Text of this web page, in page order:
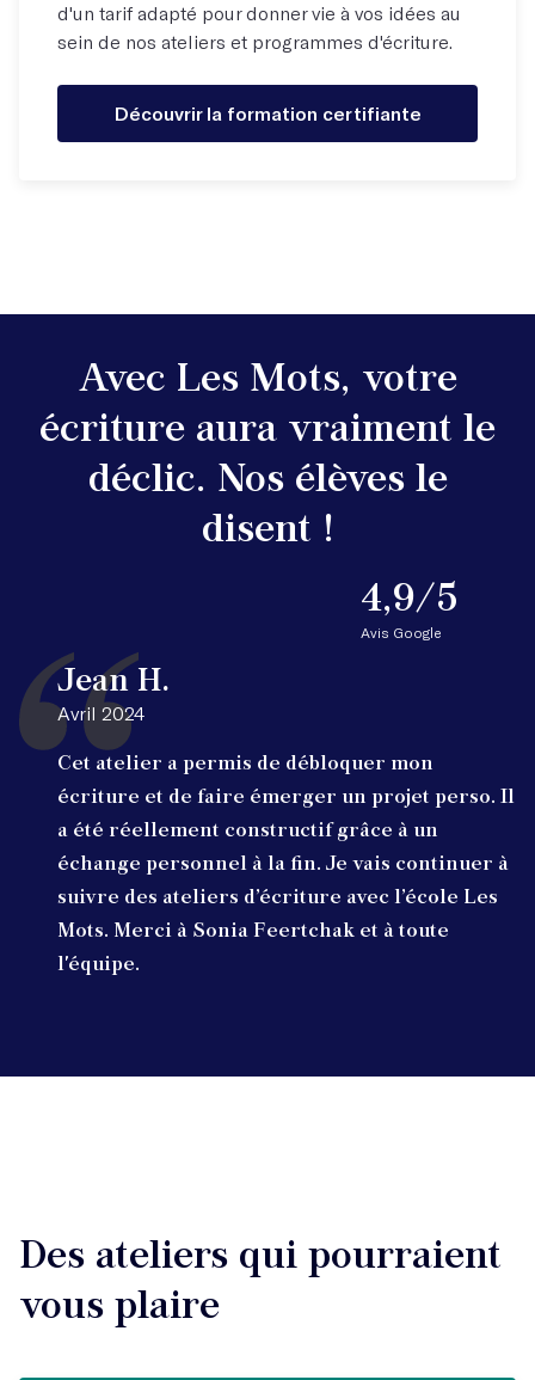
d'un tarif adapté pour donner vie à vos idées au
sein de nos ateliers et programmes d'écriture.
Découvrir la formation certifiante
Avec Les Mots, votre
écriture aura vraiment le
déclic. Nos élèves le
disent !
4,9/5
Avis Google
Jean H.
Avril 2024
Cet atelier a permis de débloquer mon
écriture et de faire émerger un projet perso. Il
a été réellement constructif grâce à un
échange personnel à la fin. Je vais continuer à
suivre des ateliers d’écriture avec l’école Les
Mots. Merci à Sonia Feertchak et à toute
l'équipe.
Des ateliers qui pourraient
vous plaire